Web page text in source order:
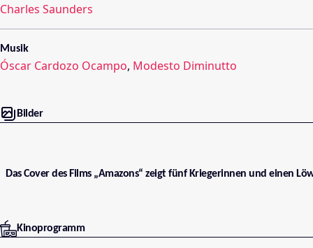
Charles Saunders
Musik
Óscar Cardozo Ocampo, Modesto Diminutto
Bilder
Das Cover des Films „Amazons“ zeigt fünf Kriegerinnen und einen
Kinoprogramm